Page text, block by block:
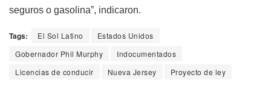
seguros o gasolina”, indicaron.
Tags: El Sol Latino
Estados Unidos
Gobernador Phil Murphy
Indocumentados
Licencias de conducir
Nueva Jersey Proyecto de ley